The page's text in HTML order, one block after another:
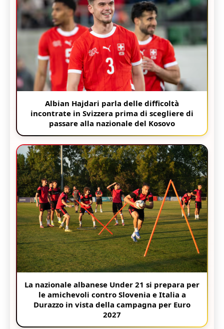
Albian Hajdari parla delle difficoltà
incontrate in Svizzera prima di scegliere di
passare alla nazionale del Kosovo
La nazionale albanese Under 21 si prepara per
le amichevoli contro Slovenia e Italia a
Durazzo in vista della campagna per Euro
2027